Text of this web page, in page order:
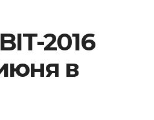
2016
в